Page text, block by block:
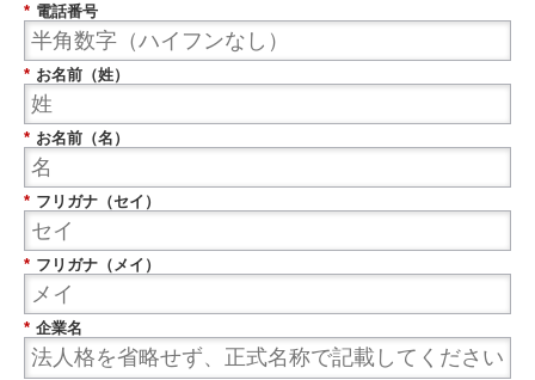
* 電話番号
* お名前（姓）
* お名前（名）
* フリガナ（セイ）
* フリガナ（メイ）
* 企業名